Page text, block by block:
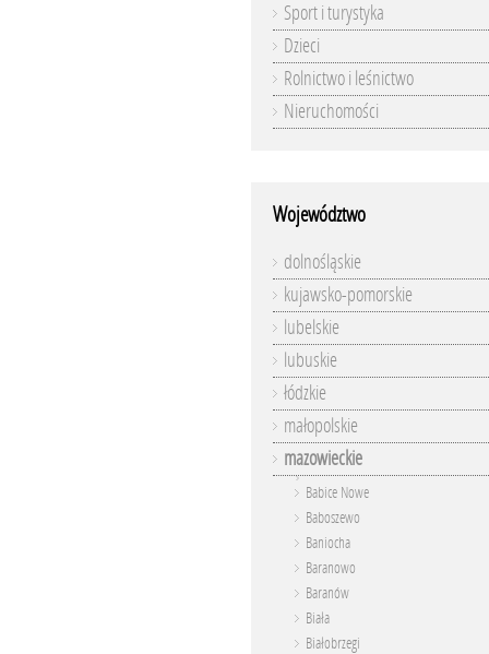
Sport i turystyka
Dzieci
Rolnictwo i leśnictwo
Nieruchomości
Województwo
dolnośląskie
kujawsko-pomorskie
lubelskie
lubuskie
łódzkie
małopolskie
mazowieckie
Babice Nowe
Baboszewo
Baniocha
Baranowo
Baranów
Biała
Białobrzegi